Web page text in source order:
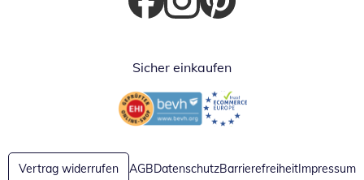
Öffnet in neuem Fenster
Öffnet in neuem Fenster
Öffnet in neuem Fenster
Sicher einkaufen
Öffnet in neuem FensterÖffnet in neuem Fenster
Vertrag widerrufen AGBDatenschutzBarrierefreiheitImpressum